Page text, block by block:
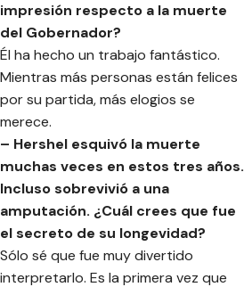
impresión respecto a la muerte
del Gobernador?
Él ha hecho un trabajo fantástico.
Mientras más personas están felices
por su partida, más elogios se
merece.
– Hershel esquivó la muerte
muchas veces en estos tres años.
Incluso sobrevivió a una
amputación. ¿Cuál crees que fue
el secreto de su longevidad?
Sólo sé que fue muy divertido
interpretarlo. Es la primera vez que